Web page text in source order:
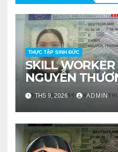
THỰC TẬP SINH ĐỨC
SKILL
NGUYỄN
TH5 9, 2026 ADMIN